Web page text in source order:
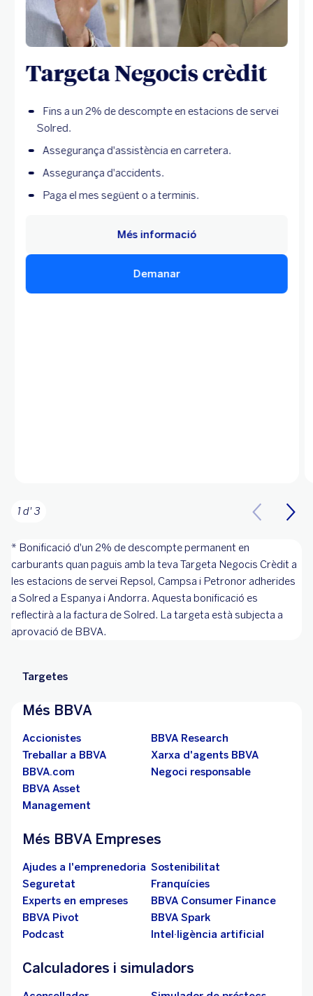
Targeta Negocis crèdit
Fins a un 2% de descompte en estacions de servei
Solred.
Assegurança d'assistència en carretera.
Assegurança d'accidents.
Paga el mes següent o a terminis.
Demanar
Més informació
1 d' 3
* Bonificació d'un 2% de descompte permanent en
carburants quan paguis amb la teva Targeta Negocis Crèdit a
les estacions de servei Repsol, Campsa i Petronor adherides
a Solred a Espanya i Andorra. Aquesta bonificació es
reflectirà a la factura de Solred. La targeta està subjecta a
aprovació de BBVA.
Targetes
Més BBVA
Accionistes
BBVA Research
Treballar a BBVA
Xarxa d'agents BBVA
BBVA.com
Negoci responsable
BBVA Asset
Management
Més BBVA Empreses
Ajudes a l'emprenedoria Sostenibilitat
Seguretat
Franquícies
Experts en empreses
BBVA Consumer Finance
BBVA Pivot
BBVA Spark
Podcast
Intel·ligència artificial
Calculadores i simuladors